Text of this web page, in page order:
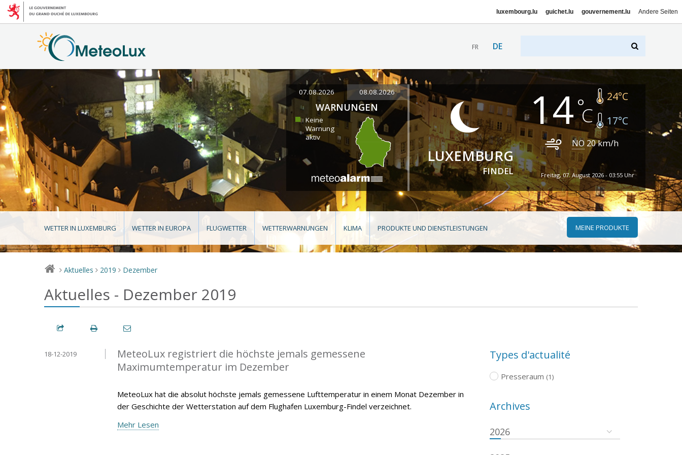
luxembourg.lu guichet.lu gouvernement.lu Andere Seiten
FR DE
07.08.2026 08.08.2026
WARNUNGEN
Keine
Warnung
aktiv
LUXEMBURG
FINDEL
14 24°C
17°C
NO 20km/h
Freitag, 07. August 2026 - 03:55 Uhr
WETTER IN LUXEMBURG WETTER IN EUROPA FLUGWETTER WETTERWARNUNGEN KLIMA PRODUKTE UND DIENSTLEISTUNGEN MEINE PRODUKTE
> Aktuelles > 2019 > Dezember
Aktuelles - Dezember 2019
MeteoLux registriert die höchste jemals gemessene
Maximumtemperatur im Dezember
18-12-2019
MeteoLux hat die absolut höchste jemals gemessene Lufttemperatur in einem Monat Dezember in
der Geschichte der Wetterstation auf dem Flughafen Luxemburg-Findel verzeichnet.
Mehr Lesen
Types d'actualité
Presseraum (1)
Archives
2026